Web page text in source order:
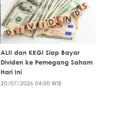
ALII dan KKGI Siap Bayar
Dividen ke Pemegang Saham
Hari Ini
20/07/2026 04:00 WIB